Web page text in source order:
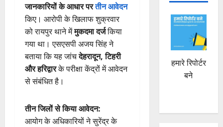
जानकारियों के आधार परतीन आवेदन
किए। आरोपी के खिलाफ शुक्रवार
को रायपुर थाने मेंमुकदमा दर्जकिया
गया था। एसएसपी अजय सिंह ने
बताया कि यह जांचदेहरादून, टिहरी
और हरिद्वारके परीक्षा केंद्रों में आवेदन
से संबंधित है।
तीन जिलों से किया आवेदन:
आयोग के अधिकारियों ने सुरेंद्र के
हमारे रिपोर्टर
बने